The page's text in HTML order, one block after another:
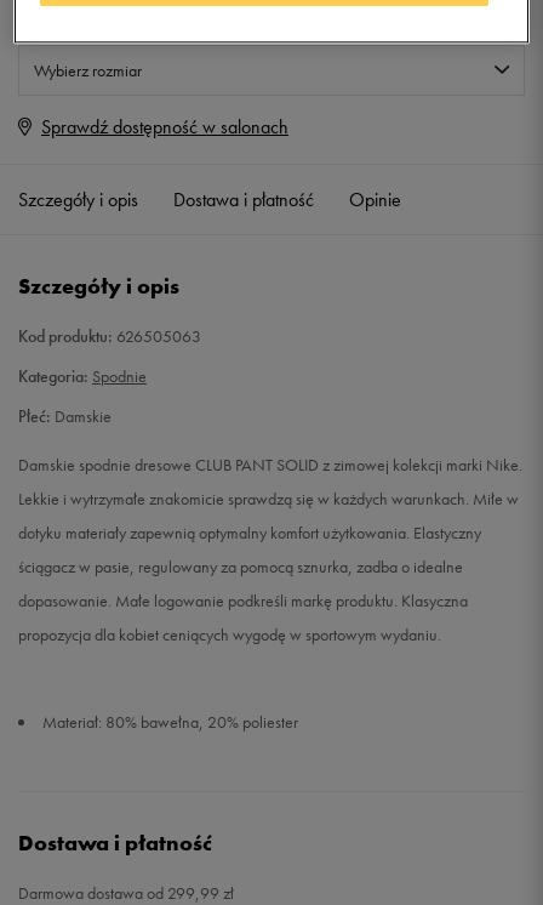
Wybierz rozmiar
XS Powiadom o dostępności
S Powiadom o dostępności
XL Powiadom o dostępności
Sprawdź dostępność w salonach
Szczegóły i opis Dostawa i płatność Opinie
Szczegóły i opis
Kod produktu: 626505063
Kategoria: Spodnie
Płeć: Damskie
Damskie spodnie dresowe CLUB PANT SOLID z zimowej kolekcji marki Nike.
Lekkie i wytrzymałe znakomicie sprawdzą się w każdych warunkach. Miłe w
dotyku materiały zapewnią optymalny komfort użytkowania. Elastyczny
ściągacz w pasie, regulowany za pomocą sznurka, zadba o idealne
dopasowanie. Małe logowanie podkreśli markę produktu. Klasyczna
propozycja dla kobiet ceniących wygodę w sportowym wydaniu.
Materiał: 80% bawełna, 20% poliester
Dostawa i płatność
Darmowa dostawa od 299,99 zł